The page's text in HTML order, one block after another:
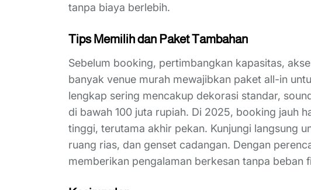
tanpa biaya berlebih.
Tips Memilih dan Paket Tambahan
Sebelum booking, pertimbangkan kapasitas,
banyak venue murah mewajibkan paket all-in
lengkap sering mencakup dekorasi standar,
di bawah 100 juta rupiah. Di 2025, booking jauh
tinggi, terutama akhir pekan. Kunjungi langsung
ruang rias, dan genset cadangan. Dengan
memberikan pengalaman berkesan tanpa beban